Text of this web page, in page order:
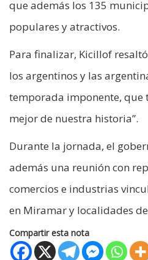
que además los 135
populares y atractivos.
Para finalizar, Kicillof
los argentinos y las
temporada imponente, que
mejor de nuestra historia”.
Durante la jornada, el
además una reunión con
comercios e industrias
en Miramar y localidades
Compartir esta nota